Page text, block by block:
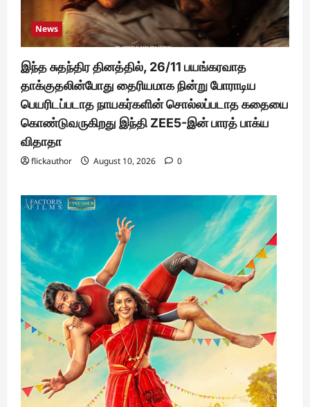
News
இந்த சுதந்திர தினத்தில், 26/11 பயங்கரவாத
தாக்குதலின்போது தைரியமாக நின்று போராடிய
பெயரிடப்படாத நாயகர்களின் சொல்லப்படாத கதையை
கொண்டுவருகிறது இந்தி ZEE5-இன் பாரத் பாக்ய
விதாதா
flickauthor August 10, 2026 0